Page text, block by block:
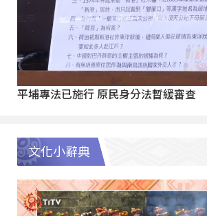
平埔專法已施行 原民身分法暫緩審查
文化小辭典